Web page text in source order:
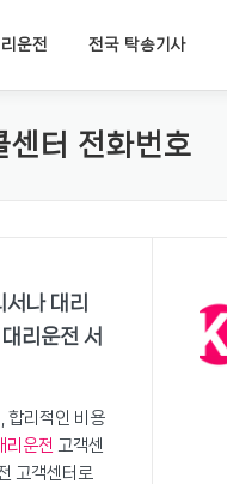
운전 전국 탁송기사
센터 전화번호
나 대리
리운전 서
합리적인 비용
리운전 고객센
고객센터로